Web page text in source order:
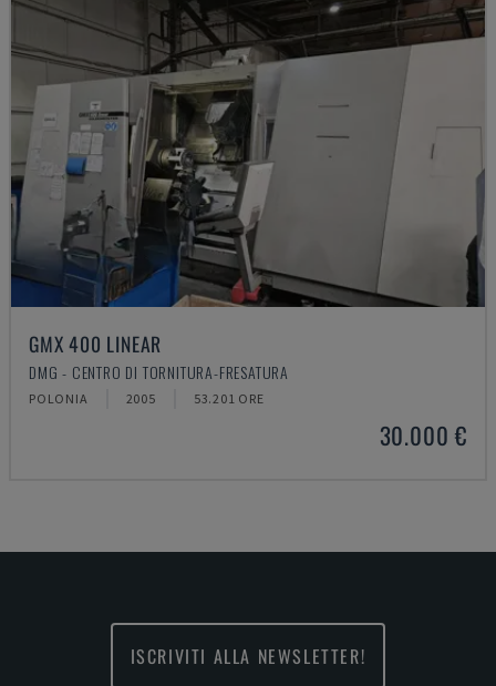
GMX 400 LINEAR
DMG - CENTRO DI TORNITURA-FRESATURA
POLONIA 2005 53.201 ORE
30.000 €
ISCRIVITI ALLA NEWSLETTER!